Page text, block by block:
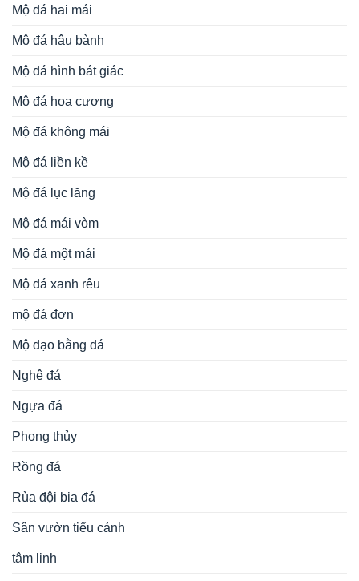
Mộ đá hai mái
Mộ đá hậu bành
Mộ đá hình bát giác
Mộ đá hoa cương
Mộ đá không mái
Mộ đá liền kề
Mộ đá lục lăng
Mộ đá mái vòm
Mộ đá một mái
Mộ đá xanh rêu
mộ đá đơn
Mộ đạo bằng đá
Nghê đá
Ngựa đá
Phong thủy
Rồng đá
Rùa đội bia đá
Sân vườn tiểu cảnh
tâm linh